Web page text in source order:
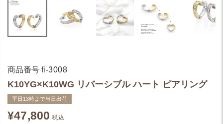
商品番号 fi-3008
K10YG×K10WG リバーシブル ハート ピアリング
平日13時まで当日出荷
¥47,800 税込